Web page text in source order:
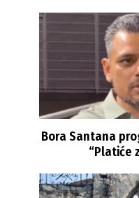
Bora Santana
“Platiće